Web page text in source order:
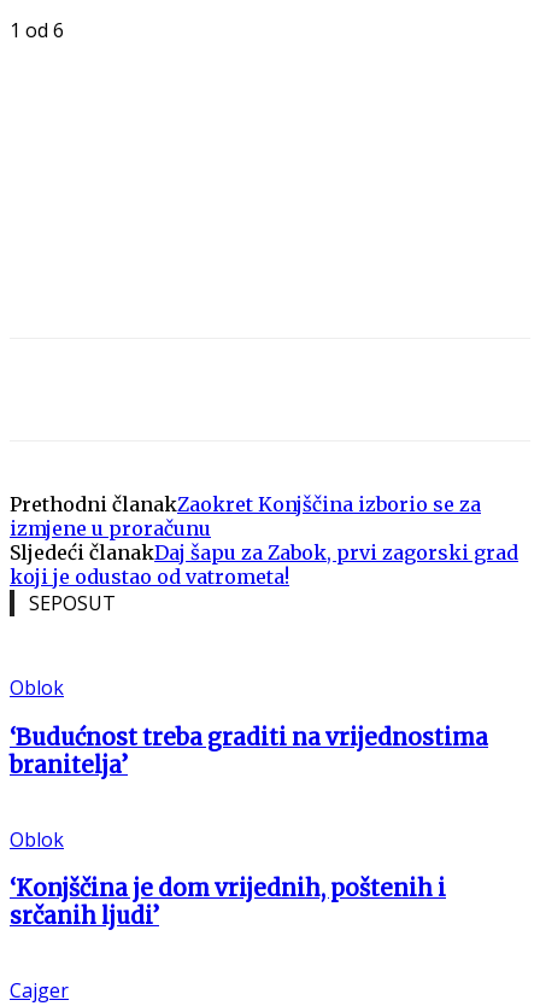
1 od 6
Prethodni članakZaokret Konjščina izborio se za
izmjene u proračunu
Sljedeći članakDaj šapu za Zabok, prvi zagorski grad
koji je odustao od vatrometa!
SEPOSUT
Oblok
‘Budućnost treba graditi na vrijednostima
branitelja’
Oblok
‘Konjščina je dom vrijednih, poštenih i
srčanih ljudi’
Cajger